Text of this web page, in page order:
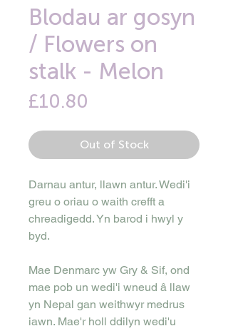
Blodau ar gosyn
/ Flowers on
stalk - Melon
£10.80
Out of Stock
Darnau antur, llawn antur. Wedi'i
greu o oriau o waith crefft a
chreadigedd. Yn barod i hwyl y
byd.
Mae Denmarc yw Gry & Sif, ond
mae pob un wedi'i wneud â llaw
yn Nepal gan weithwyr medrus
iawn. Mae'r holl ddilyn wedi'u